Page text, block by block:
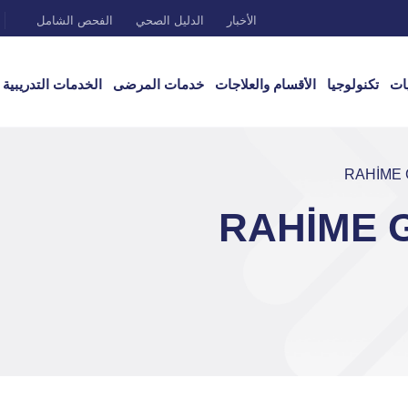
الأخبار الدليل الصحي الفحص الشامل
تكنولوجيا الأقسام والعلاجات خدمات المرضى الخدمات التدريبية